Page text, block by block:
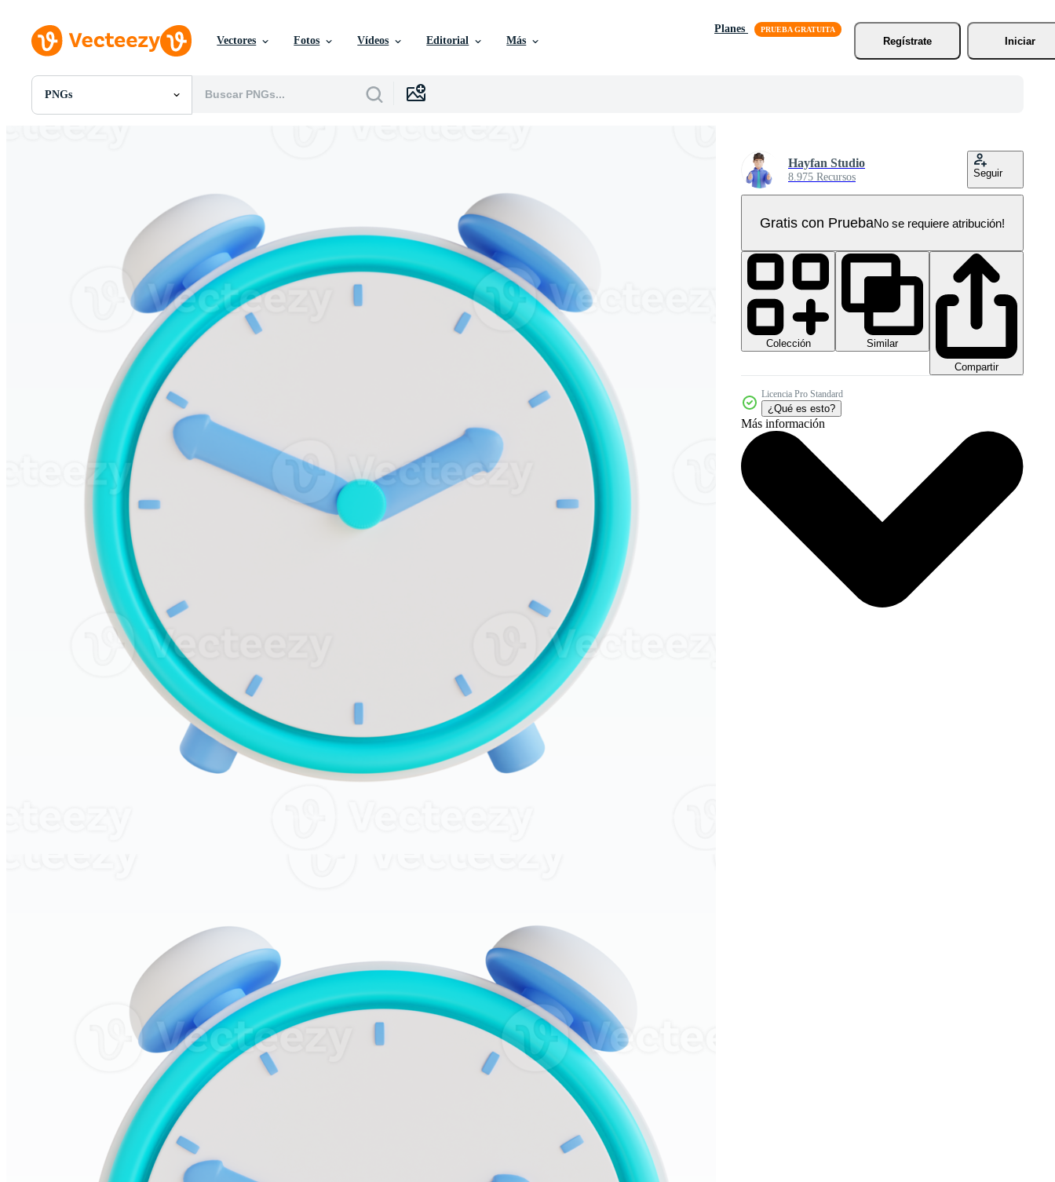
Vectores Fotos Vídeos Editorial Más
Planes
Regístrate
Iniciar
PNGs
Todas Imágenes
Gráficos en Movimiento
Imágenes Editoriales
Eventos Editoriales
Hayfan Studio
8.975 Recursos Seguir
Gratis con PruebaNo se requiere atribución!
Colección
Similar
Compartir
Licencia Pro Standard
¿Qué es esto?
Más información